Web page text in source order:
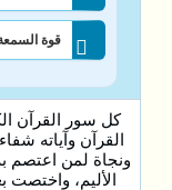
قوة
كل سور القرآن
القرآن وآياته
ونجاة لمن اعتصم
الأليم،